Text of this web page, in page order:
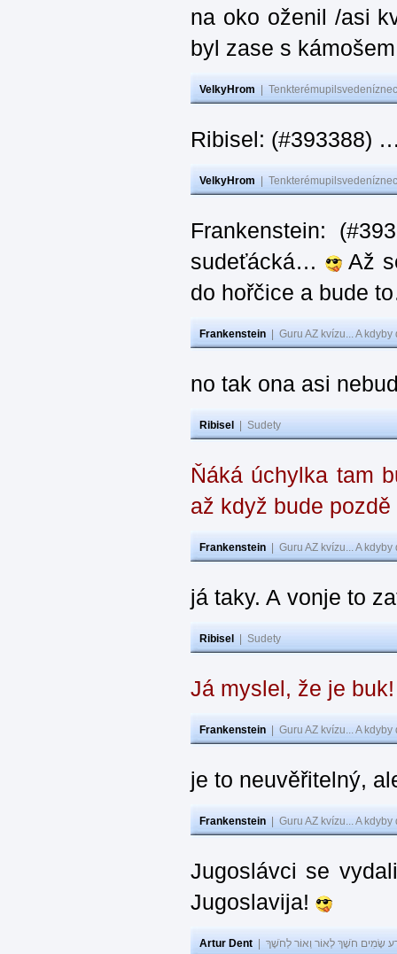
na oko oženil /asi
byl zase s
VelkyHrom
Ribisel: (#393388)
VelkyHrom
Frankenstein:
sudeťácká…
Až
do hořčice a bude
Frankenstein Guru AZ kvízu... A
no tak ona asi
Ribisel Sudety
Ňáká úchylka tam
až když bude pozdě
Frankenstein Guru AZ kvízu... A
já taky. A vonje to
Ribisel Sudety
Já myslel, že je
Frankenstein Guru AZ kvízu... A
je to neuvěřitelný,
Frankenstein Guru AZ kvízu... A
Jugoslávci se
Jugoslavija!
Artur Dent שָׂמִים חֹשֶׁךְ לְאוֹר וְאוֹר לְחֹשֶׁךְ